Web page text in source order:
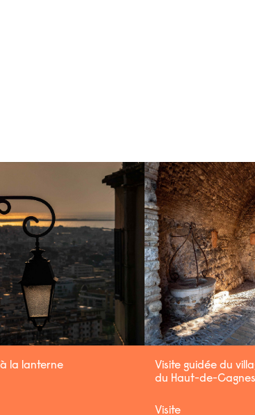
à la lanterne
Visite guidée du
du Haut-de-Cagnes
Visite